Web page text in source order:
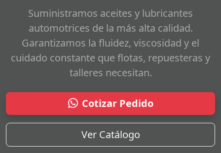
Suministramos aceites y lubricantes
automotrices de la más alta calidad.
Garantizamos la fluidez, viscosidad y el
cuidado constante que flotas, repuesteras y
talleres necesitan.
Cotizar Pedido
Ver Catálogo